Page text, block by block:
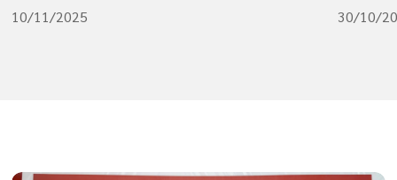
10/11/2025 30/10/